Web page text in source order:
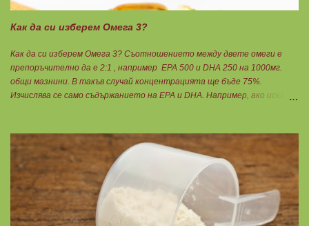
Как да си изберем Омега 3?
Как да си изберем Омега 3? Съотношението между двете омеги е
препоръчително да е 2:1 , например ЕРА 500 и DHA 250 на 1000мг.
общи мазнини. В такъв случай концентрацията ще бъде 75%.
Изчислява се само съдържанието на EPA и DHA. Например, ако искате
по-малко от 60%, което гарантира, че ще приемете по-малко
количество излишни мазнини като други омеги 6 и 9, и разни
наситени мазнини. Трябва да търсите на етикета от какви риби е
маслото. От по-дребни видове преработка е по-щадяща.
Технологията на пречистване и концентрация на рибеното масло до
омега-3 мастни киселини е различна. Крайната форма е или етил-
естерна от молекулярното пречистване, или триглицеридна чрез